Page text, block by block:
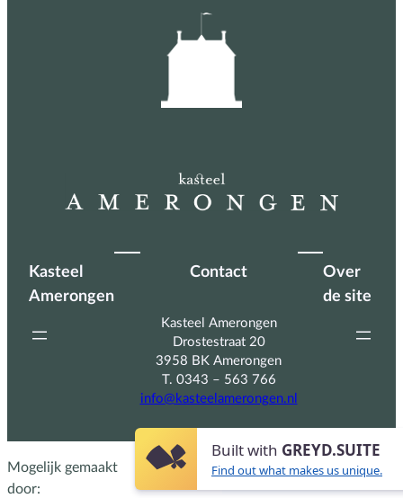
Kasteel
Amerongen
Contact
Kasteel Amerongen
Drostestraat 20
3958 BK Amerongen
T. 0343 – 563 766
info@kasteelamerongen.nl
Over
de site
Mogelijk gemaakt
door:
Built with GREYD.SUITE
Find out what makes us unique.